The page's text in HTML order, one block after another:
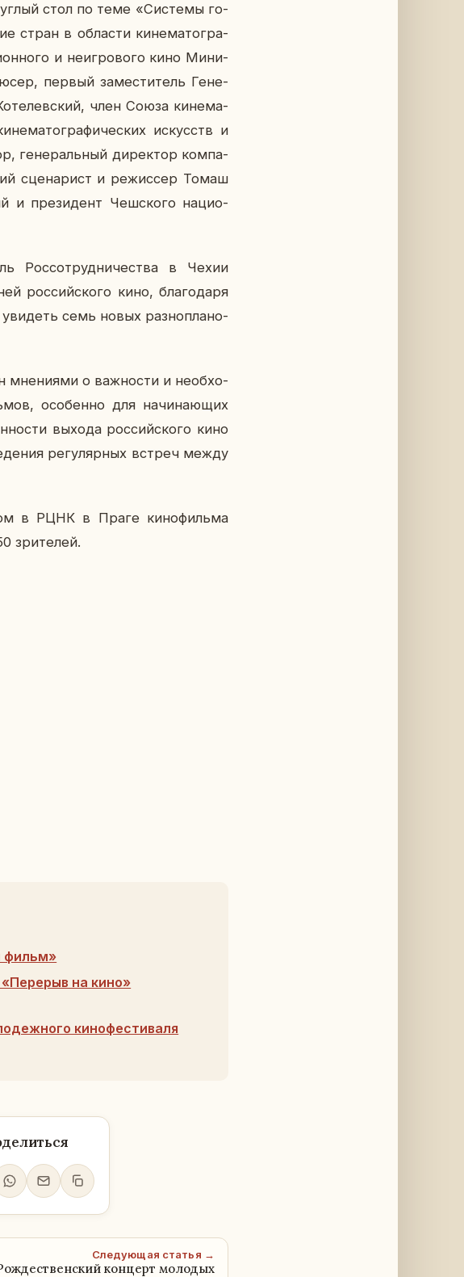
стол по теме «Си­сте­мы го­
стран в об­ла­сти ки­не­ма­то­гра­
и неиг­ро­во­го кино Ми­ни­
первый за­ме­сти­тель Ге­не­
член Союза ки­не­ма­
ис­кусств и
ге­не­раль­ный ди­рек­тор ком­па­
сце­на­рист и ре­жис­сер Томаш
и пре­зи­дент Чеш­ско­го на­ци­о­
Рос­со­труд­ни­че­ства в Чехии
рос­сий­ско­го кино, бла­го­да­ря
семь новых раз­но­пла­но­
мне­ни­я­ми о важ­но­сти и необ­хо­
осо­бен­но для на­чи­на­ю­щих
выхода рос­сий­ско­го кино
ре­гу­ляр­ных встреч между
в РЦНК в Праге ки­но­филь­ма
зри­те­лей.
фильм»
на кино»
кинофестиваля
Следующая статья →
концерт молодых